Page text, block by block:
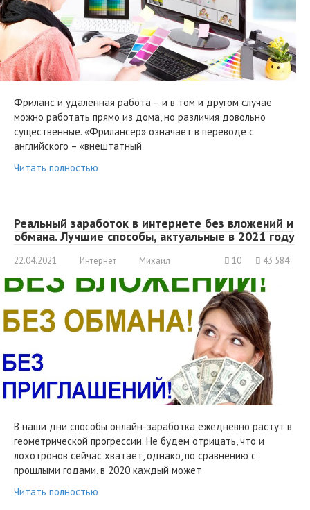
Фриланс и удалённая работа – и в том и другом случае
можно работать прямо из дома, но различия довольно
существенные. «Фрилансер» означает в переводе с
английского – «внештатный
Читать полностью
Реальный заработок в интернете без вложений и
обмана. Лучшие способы, актуальные в 2021 году
22.04.2021 Интернет Михаил 10 43 584
В наши дни способы онлайн-заработка ежедневно растут в
геометрической прогрессии. Не будем отрицать, что и
лохотронов сейчас хватает, однако, по сравнению с
прошлыми годами, в 2020 каждый может
Читать полностью